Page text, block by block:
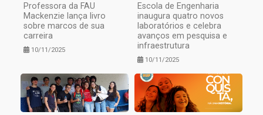
Professora da FAU
Mackenzie lança livro
sobre marcos de sua
carreira
10/11/2025
Escola de Engenharia
inaugura quatro novos
laboratórios e celebra
avanços em pesquisa e
infraestrutura
10/11/2025